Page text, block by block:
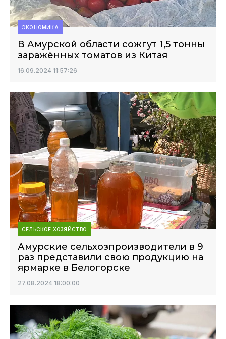
ЭКОНОМИКА
В Амурской области сожгут 1,5 тонны
заражённых томатов из Китая
16.09.2024 11:57:26
СЕЛЬСКОЕ ХОЗЯЙСТВО
Амурские сельхозпроизводители в 9
раз представили свою продукцию на
ярмарке в Белогорске
27.08.2024 18:00:00